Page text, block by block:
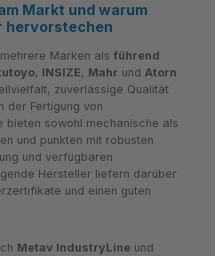
Markt und warum
hervorstechen
Marken als führend
, INSIZE, Mahr und Atorn
zuverlässige Qualität
der Fertigung von
bieten sowohl mechanische als
und punkten mit robusten
und verfügbaren
Hersteller liefern darüber
und einen guten
Metav IndustryLine und